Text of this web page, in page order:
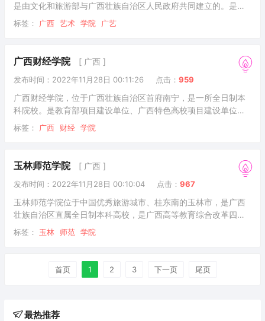
是由文化和旅游部与广西壮族自治区人民政府共同建立的。是华
南地区唯一的综合性艺术院校，广西一流的学科建设大学。是国
家教育部设立的全国31所独立本科艺术院校之一，也是全国6个
建设项目、新型工程研究与实践项目、教育部优秀本科教学评估
高校、国家特色专业建设高校。是一所具有广西特色和优势的大
学，是广西博士点单位创办的大学。是教育部批准的具有推荐优
秀应届毕业生免试攻读硕士学位资格的高校。学
标签： 广西 艺术 学院 广艺
广西财经学院 [ 广西 ]
发布时间：2022年11月28日 00:11:26 点击： 959
广西财经学院，位于广西壮族自治区首府南宁，是一所全日制本
科院校。是教育部项目建设单位、广西特色高校项目建设单位、
“服务国家特需”硕士学位培养单位、中国-东盟财税人才培训中
心、全国首批深化创新创业教育改革示范高校、广西一流学科(培
和1963年创办的广西财经学校。2004年5月，经教育部批准，广
西金融学院与广西商学院合并组建广西财经学院。2021年，学校
成为硕士学位授予单位。截至2022年6月，学院拥有相思湖校
区、明秀校区、武鸣校区三个校区
标签： 广西 财经 学院
玉林师范学院 [ 广西 ]
发布时间：2022年11月28日 00:10:04 点击： 967
玉林师范学院位于中国优秀旅游城市、桂东南的玉林市，是广西
壮族自治区直属全日制本科高校，是广西高等教育综合改革四所
试点高校之一。2016年入选全国“百校工程”合作院校，这是教育
部的数据。学校的前身是创建于1945年的广西玉林师范学校，
院。1978年，经国务院批准恢复玉林师范学院。1994年更名为
玉林师范学院。2000年，经教育部批准，玉林师范学院、玉林教
标签： 玉林 师范 学院
首页 1 2 3 下一页 尾页
最热推荐